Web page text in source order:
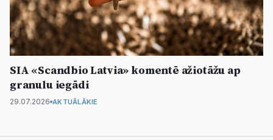
SIA «Scandbio Latvia» komentē ažiotāžu ap
granulu iegādi
29.07.2026 AKTUĀLĀKIE